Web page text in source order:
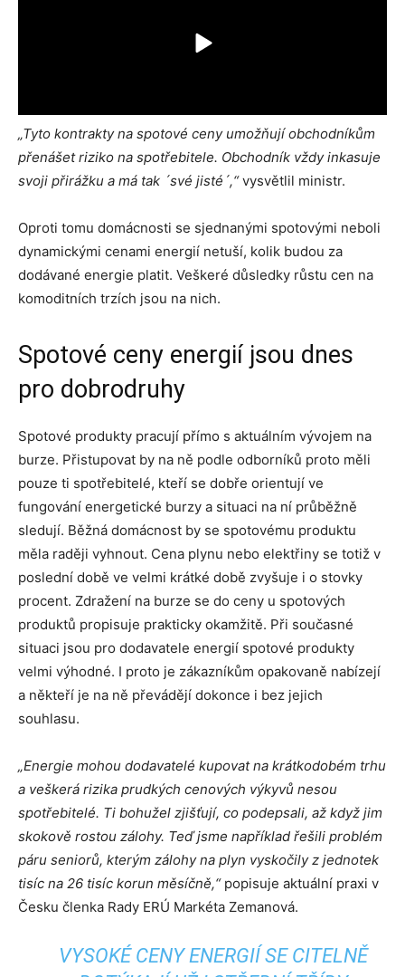
„Tyto kontrakty na spotové ceny umožňují obchodníkům
přenášet riziko na spotřebitele. Obchodník vždy inkasuje
svoji přirážku a má tak ´své jisté´,“vysvětlil ministr.
Oproti tomu domácnosti se sjednanými spotovými neboli
dynamickými cenami energií netuší, kolik budou za
dodávané energie platit. Veškeré důsledky růstu cen na
komoditních trzích jsou na nich.
Spotové ceny energií jsou dnes
pro dobrodruhy
Spotové produkty pracují přímo s aktuálním vývojem na
burze. Přistupovat by na ně podle odborníků proto měli
pouze ti spotřebitelé, kteří se dobře orientují ve
fungování energetické burzy a situaci na ní průběžně
sledují. Běžná domácnost by se spotovému produktu
měla raději vyhnout. Cena plynu nebo elektřiny se totiž v
poslední době ve velmi krátké době zvyšuje i o stovky
procent. Zdražení na burze se do ceny u spotových
produktů propisuje prakticky okamžitě. Při současné
situaci jsou pro dodavatele energií spotové produkty
velmi výhodné. I proto je zákazníkům opakovaně nabízejí
a někteří je na ně převádějí dokonce i bez jejich
souhlasu.
„Energie mohou dodavatelé kupovat na krátkodobém trhu
a veškerá rizika prudkých cenových výkyvů nesou
spotřebitelé. Ti bohužel zjišťují, co podepsali, až když jim
skokově rostou zálohy. Teď jsme například řešili problém
páru seniorů, kterým zálohy na plyn vyskočily z jednotek
tisíc na 26 tisíc korun měsíčně,“popisuje aktuální praxi v
Česku členka Rady ERÚ Markéta Zemanová.
VYSOKÉ CENY ENERGIÍ SE CITELNĚ